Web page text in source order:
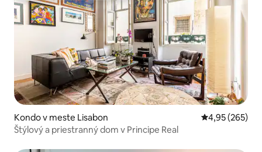
Kondo v meste Lisabon Priemerné
4,95 (265)
Štýlový a priestranný dom v Principe Real